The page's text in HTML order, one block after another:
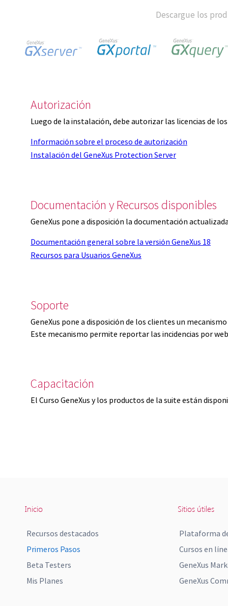
Descargue los
Autorización
Luego de la instalación, debe autorizar las licencias de
Información sobre el proceso de autorización
Instalación del GeneXus Protection Server
Documentación y Recursos disponibles
GeneXus pone a disposición la documentación
Documentación general sobre la versión GeneXus 18
Recursos para Usuarios GeneXus
Soporte
GeneXus pone a disposición de los clientes un
Este mecanismo permite reportar las incidencias por
Capacitación
El Curso GeneXus y los productos de la suite están
Inicio
Recursos destacados
Primeros Pasos
Beta Testers
Mis Planes
Sitios útiles
Plataforma
Cursos en
GeneXus
GeneXus